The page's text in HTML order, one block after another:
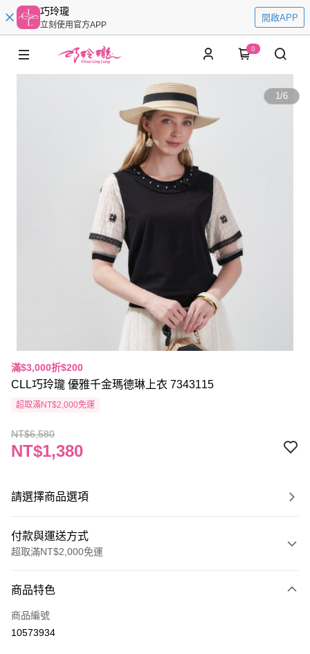
巧玲瓏
立刻使用官方APP
開啟APP
0
1/6
滿$3,000折$200
CLL巧玲瓏 優雅千金瑪德琳上衣 7343115
超取滿NT$2,000免運
NT$6,580
NT$1,380
請選擇商品選項
付款與運送方式
超取滿NT$2,000免運
信用卡一次付款
信用卡分期付款
商品特色
商品編號
10573934